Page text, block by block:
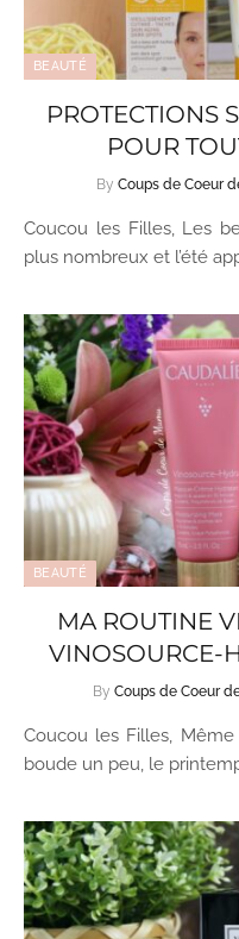
BEAUTÉ
PROTECTIONS
POUR
By Coups de Coeur
Coucou les Filles, Les
plus nombreux et l’été
BEAUTÉ
MA ROUTINE
VINOSOURCE-
By Coups de Coeur
Coucou les Filles,
boude un peu, le